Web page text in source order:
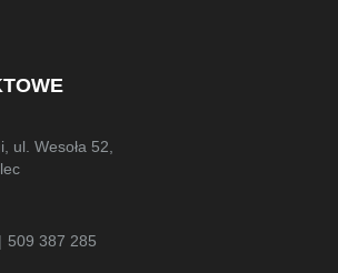
ul. Wesoła 52,
| 509 387 285